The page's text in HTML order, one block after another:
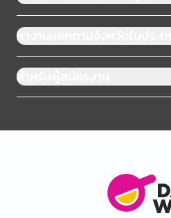
หางานแยกตามจังหวัดในประเท
สำหรับผู้สมัครงาน